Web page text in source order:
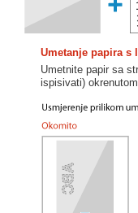
Umetanje papira
Umetnite papir sa
ispisivati)